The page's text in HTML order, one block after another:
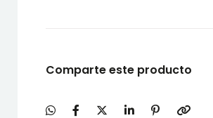
Comparte este producto